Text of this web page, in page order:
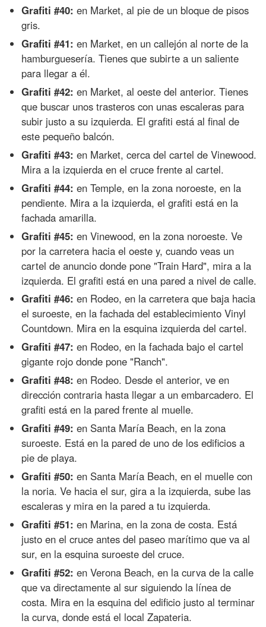
Grafiti #40: en Market, al pie de un bloque de pisos
gris.
Grafiti #41: en Market, en un callejón al norte de la
hamburguesería. Tienes que subirte a un saliente
para llegar a él.
Grafiti #42: en Market, al oeste del anterior. Tienes
que buscar unos trasteros con unas escaleras para
subir justo a su izquierda. El grafiti está al final de
este pequeño balcón.
Grafiti #43: en Market, cerca del cartel de Vinewood.
Mira a la izquierda en el cruce frente al cartel.
Grafiti #44: en Temple, en la zona noroeste, en la
pendiente. Mira a la izquierda, el grafiti está en la
fachada amarilla.
Grafiti #45: en Vinewood, en la zona noroeste. Ve
por la carretera hacia el oeste y, cuando veas un
cartel de anuncio donde pone "Train Hard", mira a la
izquierda. El grafiti está en una pared a nivel de calle.
Grafiti #46: en Rodeo, en la carretera que baja hacia
el suroeste, en la fachada del establecimiento Vinyl
Countdown. Mira en la esquina izquierda del cartel.
Grafiti #47: en Rodeo, en la fachada bajo el cartel
gigante rojo donde pone "Ranch".
Grafiti #48: en Rodeo. Desde el anterior, ve en
dirección contraria hasta llegar a un embarcadero. El
grafiti está en la pared frente al muelle.
Grafiti #49: en Santa María Beach, en la zona
suroeste. Está en la pared de uno de los edificios a
pie de playa.
Grafiti #50: en Santa María Beach, en el muelle con
la noria. Ve hacia el sur, gira a la izquierda, sube las
escaleras y mira en la pared a tu izquierda.
Grafiti #51: en Marina, en la zona de costa. Está
justo en el cruce antes del paseo marítimo que va al
sur, en la esquina suroeste del cruce.
Grafiti #52: en Verona Beach, en la curva de la calle
que va directamente al sur siguiendo la línea de
costa. Mira en la esquina del edificio justo al terminar
la curva, donde está el local Zapateria.